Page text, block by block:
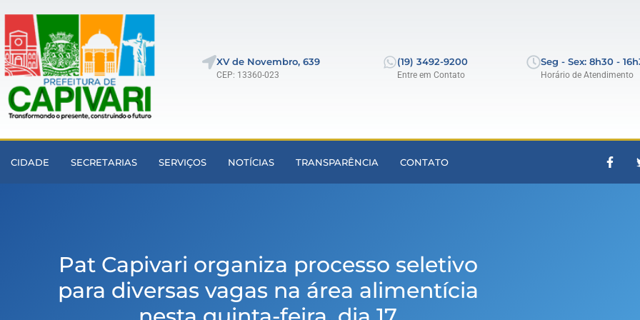
XV de Novembro, 639
CEP: 13360-023
(19) 3492-9200
Entre em Contato
Seg - Sex: 8h30 -
Horário de Atendimento
CIDADE SECRETARIAS SERVIÇOS NOTÍCIAS TRANSPARÊNCIA CONTATO
Pat Capivari organiza processo seletivo
para diversas vagas na área alimentícia